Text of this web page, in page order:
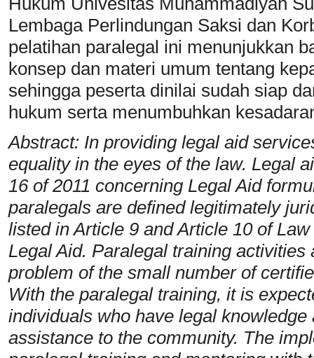
Lembaga Perlindungan Saksi dan
pelatihan paralegal ini menunjukkan
konsep dan materi umum tentang
sehingga peserta dinilai sudah siap
hukum serta menumbuhkan
Abstract: In providing legal aid
equality in the eyes of the law. Legal
16 of 2011 concerning Legal Aid
paralegals are defined legitimately
listed in Article 9 and Article 10 of
Legal Aid. Paralegal training
problem of the small number of
With the paralegal training, it is
individuals who have legal
assistance to the community. The